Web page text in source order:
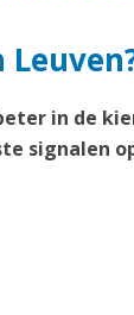
in de
signalen